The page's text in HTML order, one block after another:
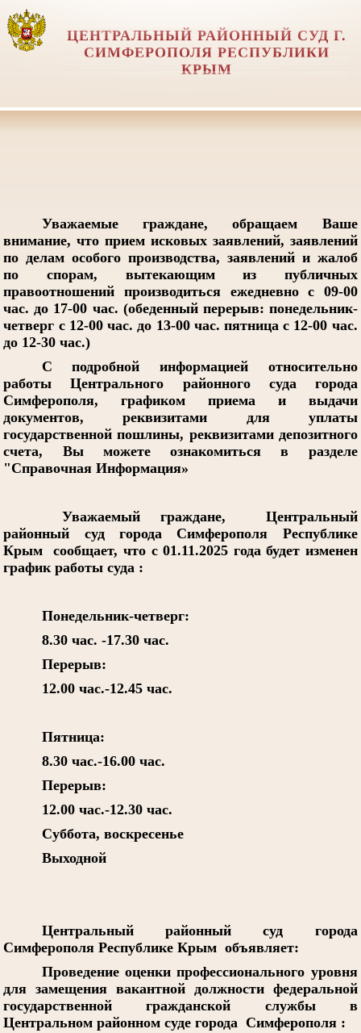
ЦЕНТРАЛЬНЫЙ РАЙОННЫЙ СУД Г.
СИМФЕРОПОЛЯ РЕСПУБЛИКИ
КРЫМ
Уважаемые граждане, обращаем Ваше
внимание, что прием исковых заявлений, заявлений
по делам особого производства, заявлений и жалоб
по спорам, вытекающим из публичных
правоотношений производиться ежедневно с 09-00
час. до 17-00 час. (обеденный перерыв: понедельник-
четверг с 12-00 час. до 13-00 час. пятница с 12-00 час.
до 12-30 час.)
С подробной информацией относительно
работы Центрального районного суда города
Симферополя, графиком приема и выдачи
документов, реквизитами для уплаты
государственной пошлины, реквизитами депозитного
счета, Вы можете ознакомиться в разделе
"Справочная Информация»
Уважаемый граждане, Центральный
районный суд города Симферополя Республике
Крым сообщает, что с 01.11.2025 года будет изменен
график работы суда :
Понедельник-четверг:
8.30 час. -17.30 час.
Перерыв:
12.00 час.-12.45 час.
Пятница:
8.30 час.-16.00 час.
Перерыв:
12.00 час.-12.30 час.
Суббота, воскресенье
Выходной
Центральный районный суд города
Симферополя Республике Крым объявляет:
Проведение оценки профессионального уровня
для замещения вакантной должности федеральной
государственной гражданской службы в
Центральном районном суде города Симферополя :